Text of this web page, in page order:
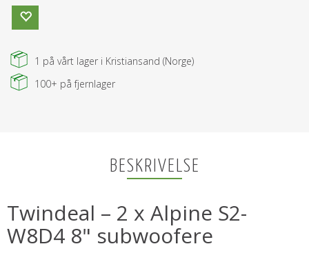
1 på vårt lager i Kristiansand (Norge)
100+ på fjernlager
BESKRIVELSE
Twindeal – 2 x Alpine S2-
W8D4 8" subwoofere